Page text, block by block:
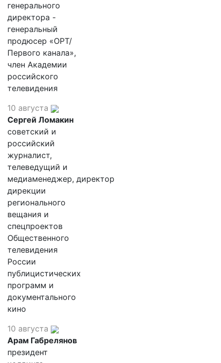
генерального
директора -
генеральный
продюсер «ОРТ/
Первого канала»,
член Академии
российского
телевидения
10 августа
Сергей Ломакин
советский и
российский
журналист,
телеведущий и
медиаменеджер, директор
дирекции
регионального
вещания и
спецпроектов
Общественного
телевидения
России
публицистических
программ и
документального
кино
10 августа
Арам Габрелянов
президент